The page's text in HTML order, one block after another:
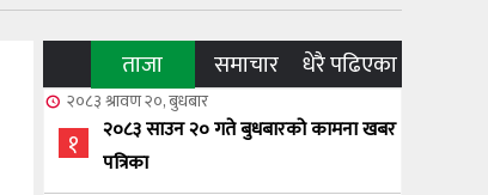
ताजा समाचार धेरै पढिएका
२०८३ श्रावण २०, बुधबार
१
२०८३ साउन २० गते बुधबारको कामना खबर
पत्रिका